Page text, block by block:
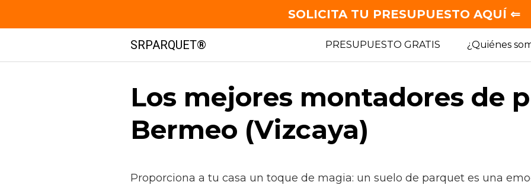
contenido
SRPARQUET® PRESUPUESTO GRATIS ¿Quiénes
Los mejores montadores de
Bermeo (Vizcaya)
Proporciona a tu casa un toque de magia: un suelo de parquet es una
SOLICITA TU PRESUPUESTO AQUÍ ⇐